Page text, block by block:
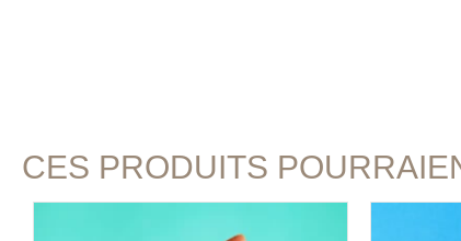
CES PRODUITS